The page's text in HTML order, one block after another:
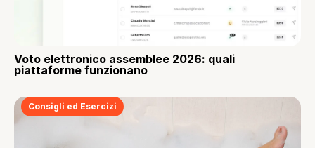
Voto elettronico assemblee 2026: quali
piattaforme funzionano
Consigli ed Esercizi